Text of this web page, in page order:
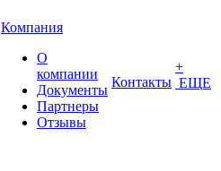
Компания
О
компании
Документы
Партнеры
Отзывы
Контакты
+
ЕЩЕ